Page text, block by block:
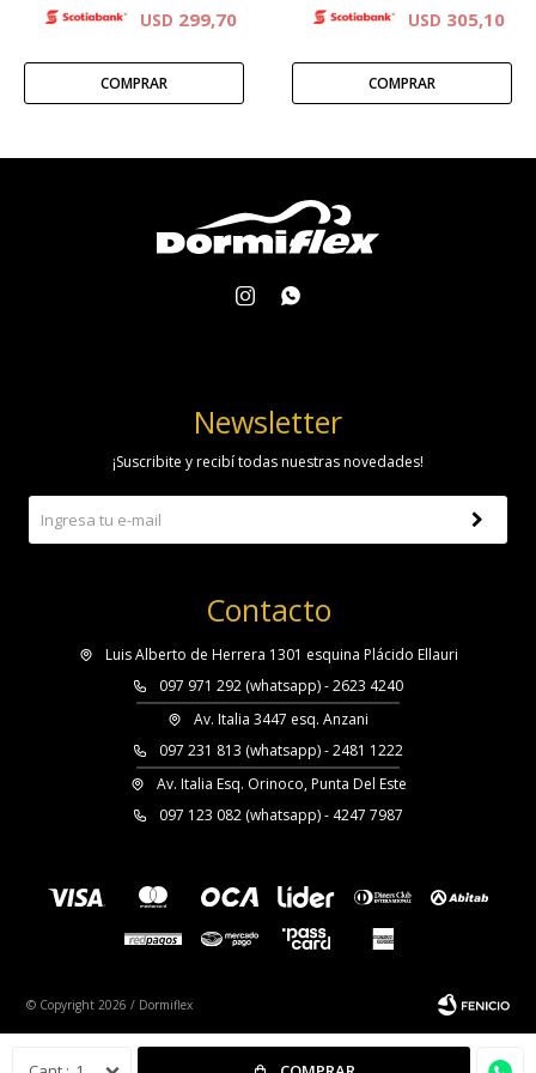
USD 299,70 USD 305,10
 
Contacto
Luis Alberto de Herrera 1301 esquina Plácido Ellauri
097 971 292 (whatsapp) - 2623 4240
Av. Italia 3447 esq. Anzani
097 231 813 (whatsapp) - 2481 1222
Av. Italia Esq. Orinoco, Punta Del Este
097 123 082 (whatsapp) - 4247 7987
Newsletter
¡Suscribite y recibí todas nuestras novedades!
© Copyright 2026 / Dormiflex